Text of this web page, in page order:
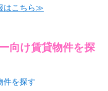
はこちら≫
向け賃貸物件を探
件を探す